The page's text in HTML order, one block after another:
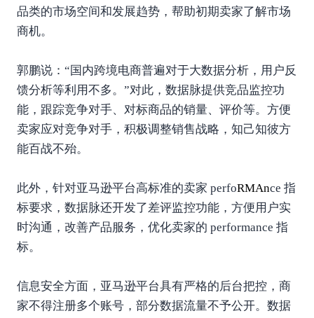
品类的市场空间和发展趋势，帮助初期卖家了解市场
商机。
郭鹏说：“国内跨境电商普遍对于大数据分析，用户反
馈分析等利用不多。”对此，数据脉提供竞品监控功
能，跟踪竞争对手、对标商品的销量、评价等。方便
卖家应对竞争对手，积极调整销售战略，知己知彼方
能百战不殆。
此外，针对亚马逊平台高标准的卖家 perfoRMAnce 指
标要求，数据脉还开发了差评监控功能，方便用户实
时沟通，改善产品服务，优化卖家的 performance 指
标。
信息安全方面，亚马逊平台具有严格的后台把控，商
家不得注册多个账号，部分数据流量不予公开。数据